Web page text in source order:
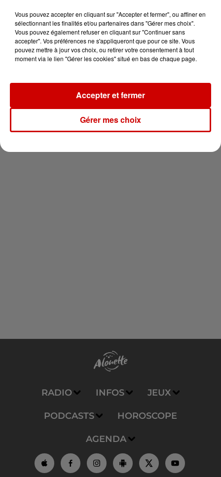
Le Duel - Gagnez votre balade
en jet ski !
Newsletter
RADIO INFOS JEUX
PODCASTS HOROSCOPE
AGENDA
Vous pouvez accepter en cliquant sur "Accepter et fermer", ou affiner en
sélectionnant les finalités et/ou partenaires dans "Gérer mes choix".
Vous pouvez également refuser en cliquant sur "Continuer sans
accepter". Vos préférences ne s'appliqueront que pour ce site. Vous
pouvez mettre à jour vos choix, ou retirer votre consentement à tout
moment via le lien "Gérer les cookies" situé en bas de chaque page.
Gérer mes choix
Accepter et fermer